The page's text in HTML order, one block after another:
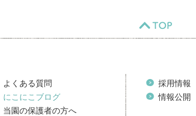
よくある質問
にこにこブログ
当園の保護者の方へ
採用情報
情報公開